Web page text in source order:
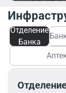
Отделение
Банка